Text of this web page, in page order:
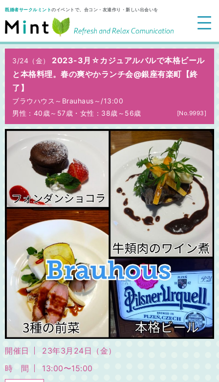
既婚者サークルミントのイベントで、合コン・友達作り・新しい出会いを
3/24（金）
2023-3月☆カジュアルバルで本格ビール
と本格料理。春の爽やかランチ会@銀座有楽町【終
了】
ブラウハウス～Brauhaus～/13:00
男性：40歳～57歳 ・ 女性：38歳～56歳 [No.9993]
開催日
23年3月24日（金）
時 間
13:00〜15:00